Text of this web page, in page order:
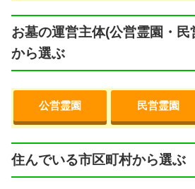
お墓の運営主体(公営霊園・
から選ぶ
公営霊園 民営霊園
住んでいる市区町村から選ぶ